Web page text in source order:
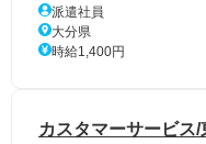
派遣社員
大分県
時給1,400円
カスタマーサービス